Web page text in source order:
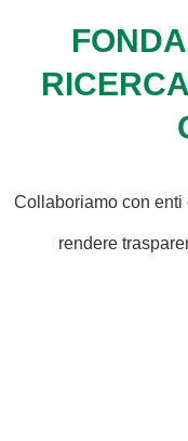
Collaboriamo con
rendere